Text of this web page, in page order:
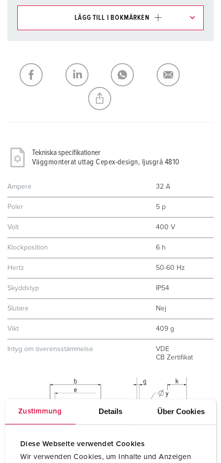
Zustimmung Details Über Cookies
Diese Webseite verwendet Cookies
Wir verwenden Cookies, um Inhalte und Anzeigen
LÄGG TILL I BOKMÄRKEN
Min lista LÄGG TILL
SKAPA EN NY LISTA
Tekniska specifikationer
Väggmonterat uttag Cepex-design, ljusgrå 4810
Ampere 32 A
Poler 5 p
Volt 400 V
Klockposition 6 h
Hertz 50-60 Hz
Skyddstyp IP54
Slutare Nej
Vikt 409 g
Intyg om överensstämmelse
VDE
CB Zertifikat